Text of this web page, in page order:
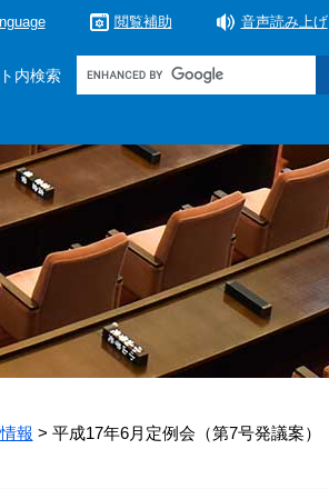
閲覧補助 音声読み上げ
内検索
Google
ム
索
報 > 平成17年6月定例会（第7号発議案）